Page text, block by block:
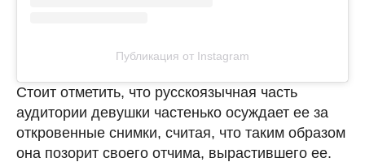
Публикация от Instagram
Стоит отметить, что русскоязычная часть
аудитории девушки частенько осуждает ее за
откровенные снимки, считая, что таким образом
она позорит своего отчима, вырастившего ее.